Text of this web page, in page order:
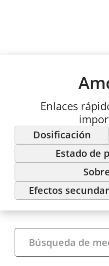
Enlaces
Dosificación
Estado de
Efectos